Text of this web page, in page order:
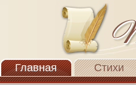
Главная Стихи